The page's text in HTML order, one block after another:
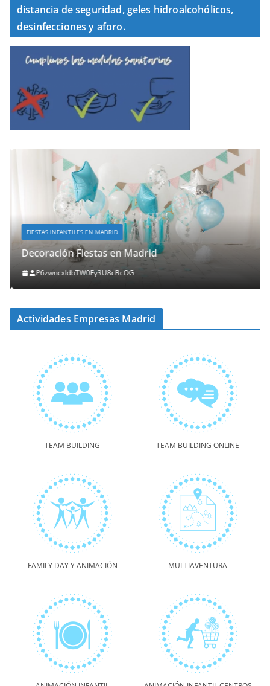
distancia de seguridad, geles hidroalcohólicos,
desinfecciones y aforo.
FIESTAS INFANTILES EN MADRID
Decoración Fiestas en Madrid
P6zwncxIdbTW0Fy3U8cBcOG
Actividades Empresas Madrid
TEAM BUILDING TEAM BUILDING ONLINE
FAMILY DAY Y ANIMACIÓN MULTIAVENTURA